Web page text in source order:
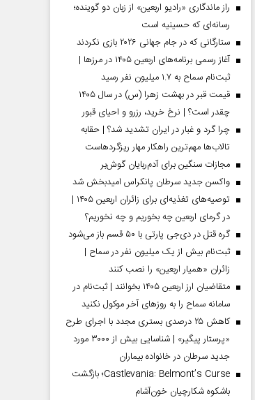
راز ماندگاری «رادیو اربعین» از زبان دو گوینده؛
رسانه‌ای که حسینیه است
ستارگانی که در جام جهانی ۲۰۲۶ بازی نکردند
آغاز رسمی برنامه‌های اربعین ۱۴۰۵ در مرز‌ها |
ثبت‌نام سماح به ۱.۷ میلیون نفر رسید
قیمت قبر در بهشت زهرا (س) در سال ۱۴۰۵
چقدر است؟ | نرخ خرید، رزرو و احیای قبور
چرا گرد و غبار در ایران تشدید شد؟ | حقابه
تالاب‌ها مهم‌ترین راهکار مهار ریزگردهاست
مجازات سنگین برای آدم‌ربایان گوش‌بر
واکسن جدید سرطان پانکراس امیدبخش شد
توصیه‌های تغذیه‌ای برای زائران اربعین ۱۴۰۵ |
در گرمای اربعین چه بخوریم و چه نخوریم؟
گره قتل در دی‌جی پارتی با ۵۰ قسم باز می‌شود
ثبت‌نام بیش از یک میلیون نفر در سماح |
زائران «همیار اربعین» را نصب کنند
متقاضیان ارز اربعین ۱۴۰۵ بخوانند | ثبت‌نام در
سامانه سماح را به روز‌های آخر موکول نکنید
کاهش ۲۵ درصدی بستری مجدد با اجرای طرح
«پرستار پیگیر» | شناسایی بیش از ۳۰۰۰ مورد
جدید سرطان در خانواده بیماران
Castlevania: Belmont’s Curse؛ بازگشت
باشکوه شکارچیان خون‌آشام